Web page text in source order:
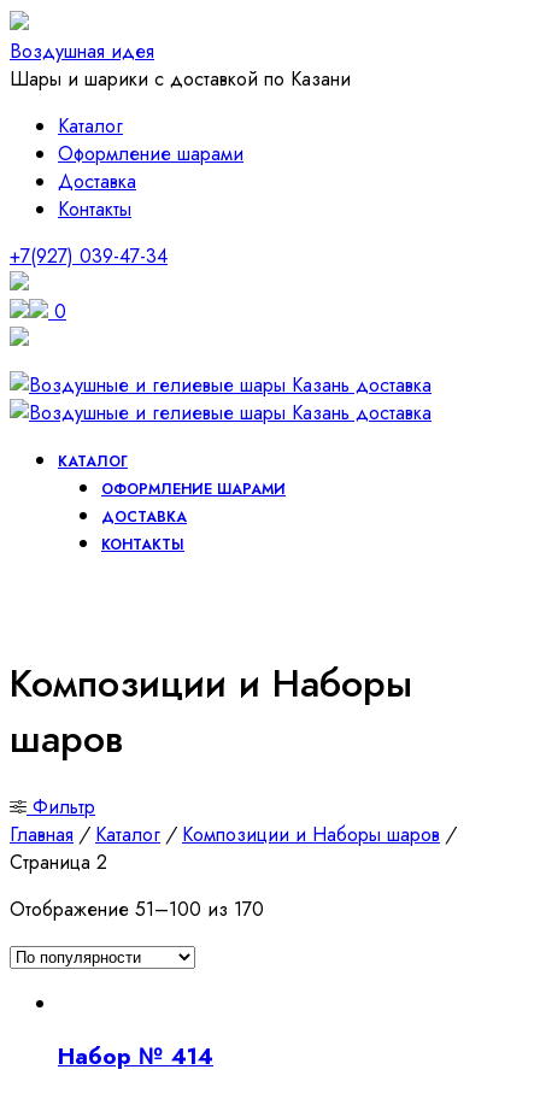
Воздушная идея
Шары и шарики с доставкой по Казани
Каталог
Оформление шарами
Доставка
Контакты
+7(927) 039-47-34
0
КАТАЛОГ
ОФОРМЛЕНИЕ ШАРАМИ
ДОСТАВКА
КОНТАКТЫ
Композиции и Наборы
шаров
Фильтр
Главная / Каталог / Композиции и Наборы шаров /
Страница 2
Отображение 51–100 из 170
Набор № 414